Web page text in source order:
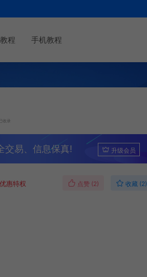
程 手机教程
收录
交易、信息保真! 升级会员
惠特权 点赞 (2) 收藏 (2)